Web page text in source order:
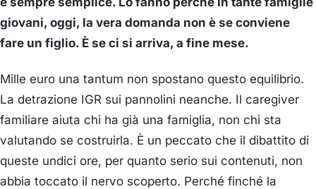
giovani, oggi, la vera domanda non è se conviene
fare un figlio. È se ci si arriva, a fine mese.
Mille euro una tantum non spostano questo equilibrio.
La detrazione IGR sui pannolini neanche. Il caregiver
familiare aiuta chi ha già una famiglia, non chi sta
valutando se costruirla. È un peccato che il dibattito di
queste undici ore, per quanto serio sui contenuti, non
abbia toccato il nervo scoperto. Perché finché la